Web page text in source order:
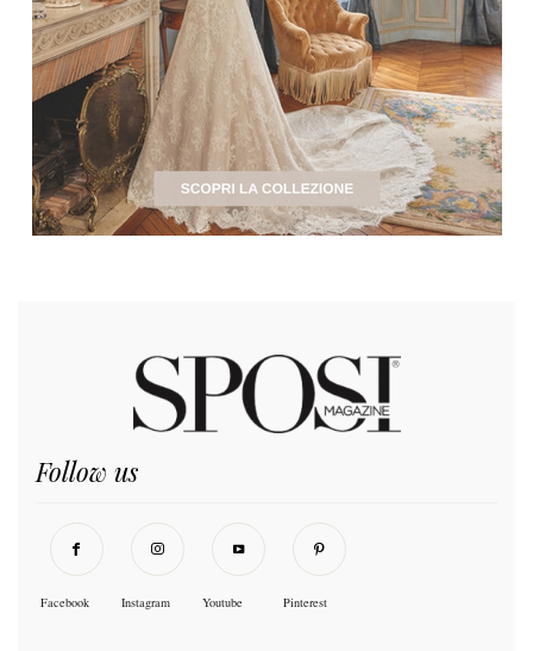
Follow us
Facebook Instagram Youtube Pinterest